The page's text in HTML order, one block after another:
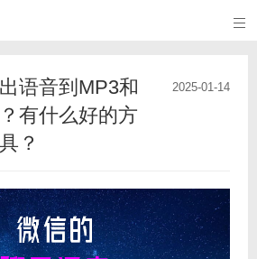

2025-01-14
语音到MP3和
有什么好的方
？